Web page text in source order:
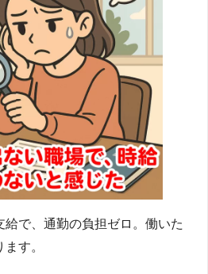
で、通勤の負担ゼロ。働いた
す。